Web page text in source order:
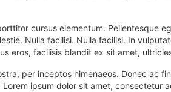
cursus elementum. Pellentesque
Nulla facilisi. Nulla facilisi. In
eros, facilisis blandit ex sit amet,
per inceptos himenaeos. Donec ac
ipsum dolor sit amet, consectetur